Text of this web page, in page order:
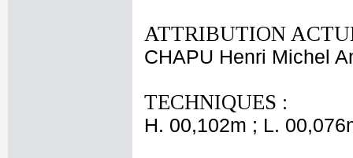
ATTRIBUTION
CHAPU Henri Michel
TECHNIQUES :
H. 00,102m ; L.